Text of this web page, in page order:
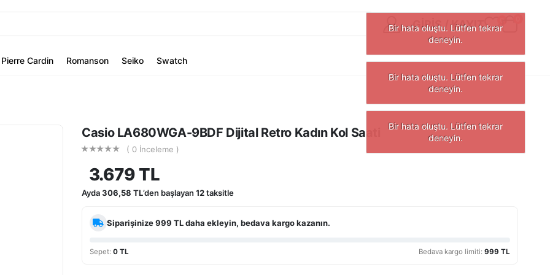
GIRIŞ / KAYIT
Pierre Cardin Romanson Seiko Swatch
Casio LA680WGA-9BDF Dijital Retro Kadın Kol Saati
( 0 İnceleme )
3.679 TL
Ayda306,58 TL’den başlayan12taksitle
Siparişinize999 TLdaha ekleyin, bedava kargo kazanın.
Sepet:0 TL Bedava kargo limiti: 999 TL